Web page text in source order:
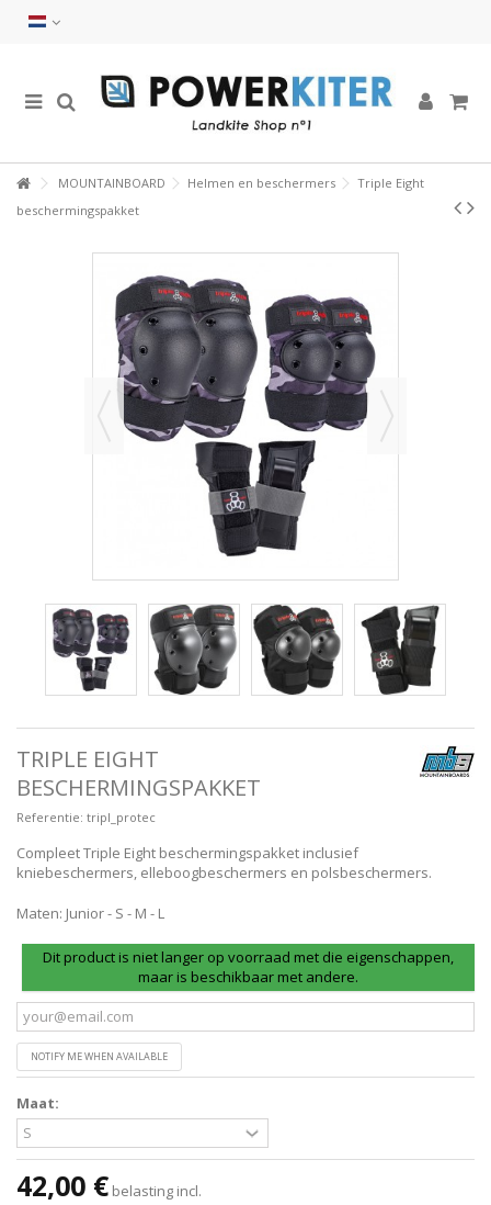
MOUNTAINBOARD Helmen en beschermers
Triple Eight
beschermingspakket
TRIPLE EIGHT
BESCHERMINGSPAKKET
Referentie: tripl_protec
Compleet Triple Eight beschermingspakket inclusief
kniebeschermers, elleboogbeschermers en polsbeschermers.
Maten: Junior - S - M - L
Dit product is niet langer op voorraad met die eigenschappen,
maar is beschikbaar met andere.
NOTIFY ME WHEN AVAILABLE
Maat:
42,00 € belasting incl.